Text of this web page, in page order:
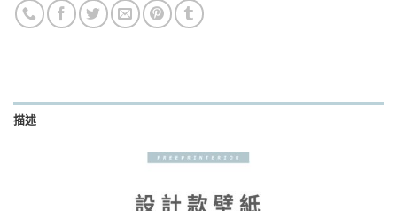
描述